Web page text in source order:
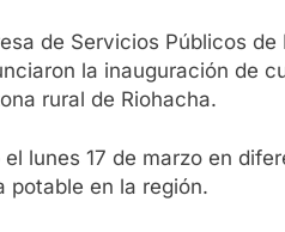
de Servicios Públicos de
la inauguración de
rural de Riohacha.
lunes 17 de marzo en
potable en la región.